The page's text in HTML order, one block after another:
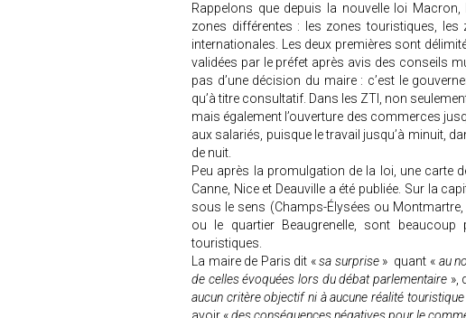
Rappelons que depuis la nouvelle loi
zones différentes : les zones touristiques,
internationales. Les deux premières sont
validées par le préfet après avis des conseils
pas d’une décision du maire : c’est le
qu’à titre consultatif. Dans les ZTI, non
mais également l’ouverture des commerces
aux salariés, puisque le travail jusqu’à minuit,
de nuit.
Peu après la promulgation de la loi, une carte
Canne, Nice et Deauville a été publiée. Sur la
sous le sens (Champs-Élysées ou Montmartre,
ou le quartier Beaugrenelle, sont beaucoup
touristiques.
La maire de Paris dit «sa surprise» quant «au
de celles évoquées lors du débat parlementaire»,
aucun critère objectif ni à aucune réalité touristique